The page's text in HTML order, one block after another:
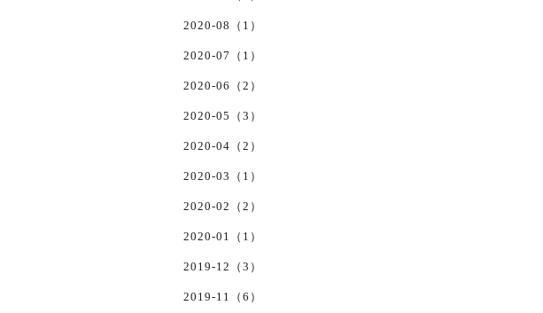
2020-08（1）
2020-07（1）
2020-06（2）
2020-05（3）
2020-04（2）
2020-03（1）
2020-02（2）
2020-01（1）
2019-12（3）
2019-11（6）